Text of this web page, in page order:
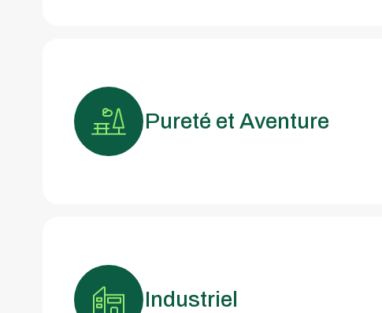
Pureté et Aventure
Industriel